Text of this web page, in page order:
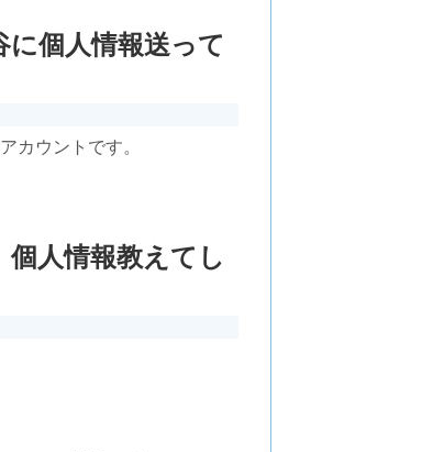
に個人情報送って
カウントです。
個人情報教えてし